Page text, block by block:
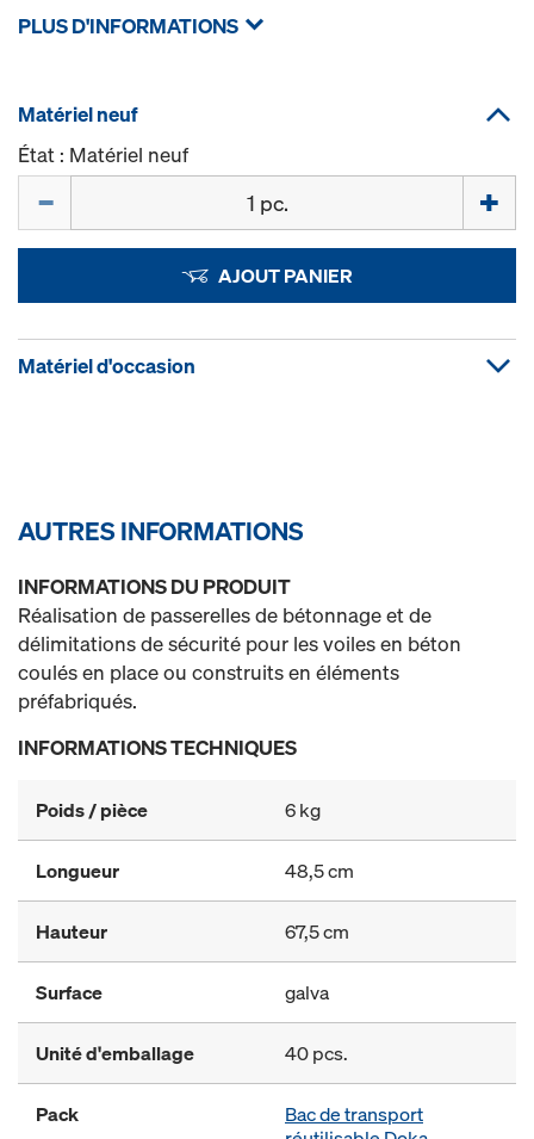
PLUS D'INFORMATIONS
Matériel neuf
État : Matériel neuf
AJOUT PANIER
Matériel d'occasion
AUTRES INFORMATIONS
INFORMATIONS DU PRODUIT
Réalisation de passerelles de bétonnage et de
délimitations de sécurité pour les voiles en béton
coulés en place ou construits en éléments
préfabriqués.
INFORMATIONS TECHNIQUES
Poids / pièce 6 kg
Longueur 48,5 cm
Hauteur 67,5 cm
Surface galva
Unité d'emballage 40 pcs.
Pack
Bac de transport